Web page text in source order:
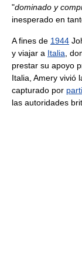
"dominado y
inesperado en
A fines de 1944
y viajar a Italia ,
prestar su apoyo
Italia, Amery vivió
capturado por
las autoridades